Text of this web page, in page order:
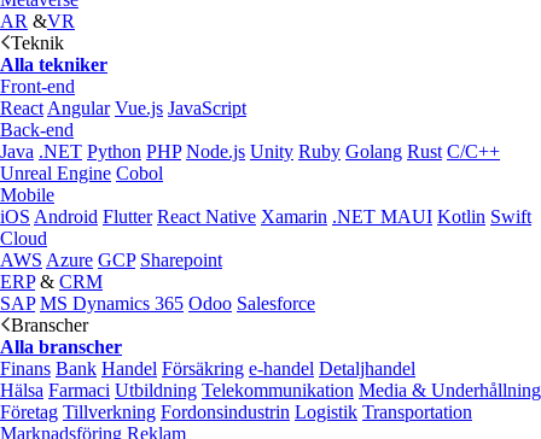
AR &VR
Teknik
Alla tekniker
Front-end
React Angular Vue.js JavaScript
Back-end
Java .NET Python PHP Node.js Unity Ruby Golang Rust C/C++
Unreal Engine Cobol
Mobile
iOS Android Flutter React Native Xamarin .NET MAUI Kotlin Swift
Cloud
AWS Azure GCP Sharepoint
ERP& CRM
SAP MS Dynamics 365 Odoo Salesforce
Branscher
Alla branscher
Finans Bank Handel Försäkring e‑handel Detaljhandel
Hälsa Farmaci Utbildning Telekommunikation Media & Underhållning
Företag Tillverkning Fordonsindustrin Logistik Transportation
Marknadsföring Reklam